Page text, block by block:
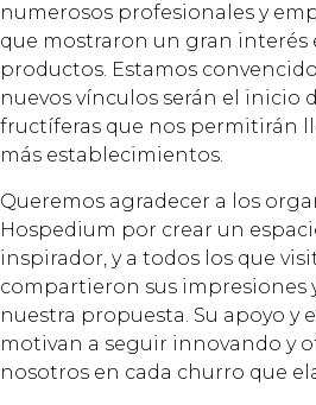
numerosos profesionales y
que mostraron un gran interés
productos. Estamos
nuevos vínculos serán el inicio
fructíferas que nos permitirán
más establecimientos.
Queremos agradecer a los
Hospedium por crear un
inspirador, y a todos los que
compartieron sus impresiones
nuestra propuesta. Su apoyo y
motivan a seguir innovando y
nosotros en cada churro que